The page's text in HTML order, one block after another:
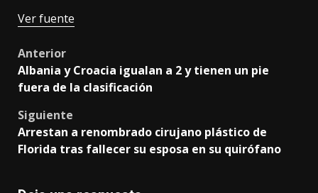
Ver fuente
Post
navigation
Anterior
Albania y Croacia igualan a 2 y tienen un pie
fuera de la clasificación
Siguiente
Arrestan a renombrado cirujano plástico de
Florida tras fallecer su esposa en su quirófano